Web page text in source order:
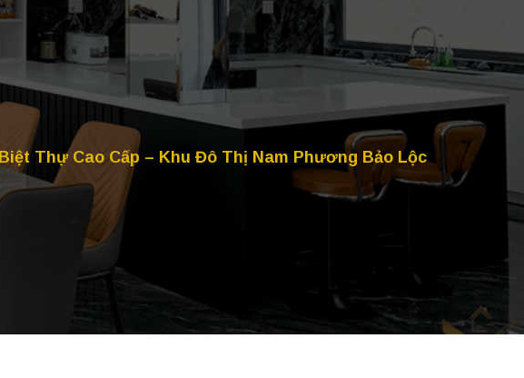
Biệt Thự Cao Cấp – Khu Đô Thị Nam Phương Bảo Lộc